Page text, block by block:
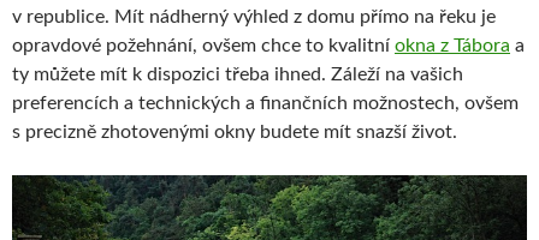
v republice. Mít nádherný výhled z domu přímo na řeku je
opravdové požehnání, ovšem chce to kvalitní okna z Tábora a
ty můžete mít k dispozici třeba ihned. Záleží na vašich
preferencích a technických a finančních možnostech, ovšem
s precizně zhotovenými okny budete mít snazší život.